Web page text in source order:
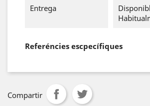
Entrega
Referéncies escpecífiques
Compartir